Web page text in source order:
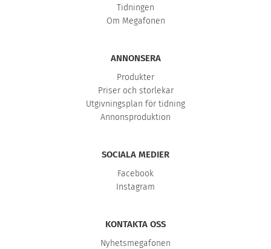
Tidningen
Om Megafonen
ANNONSERA
Produkter
Priser och storlekar
Utgivningsplan för tidning
Annonsproduktion
SOCIALA MEDIER
Facebook
Instagram
KONTAKTA OSS
Nyhetsmegafonen